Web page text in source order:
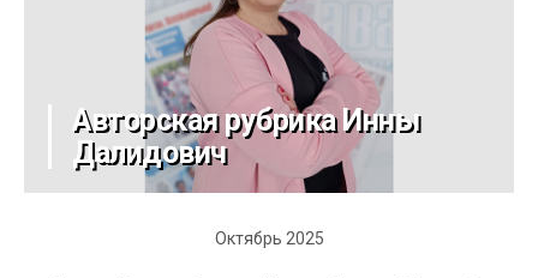
Авторская рубрика Инны
Далидович
Октябрь 2025